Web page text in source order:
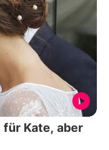
für Kate, aber